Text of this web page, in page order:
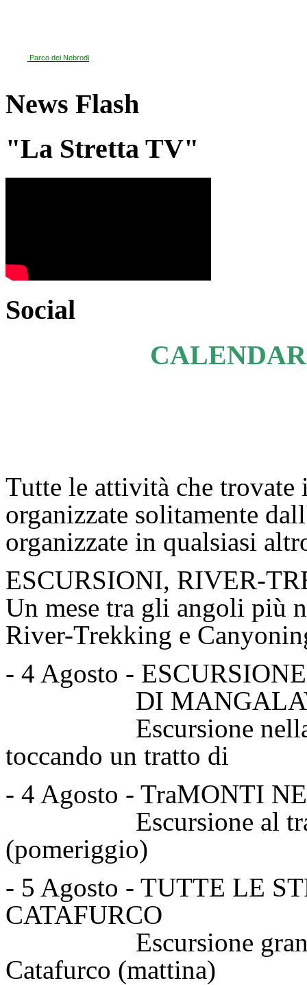
Parco dei Nebrodi
News Flash
"La Stretta TV"
Social
Tutte le attività che trovate
organizzate solitamente
organizzate in qualsiasi
ESCURSIONI, RIVER-
Un mese tra gli angoli più
River-Trekking e
- 4 Agosto -
DI
Escursione nella
toccando un
- 4 Agosto - TraMONTI
Escursione al
(pomeriggio)
- 5 Agosto - TUTTE LE
CATAFURCO
Escursione grande
Catafurco (mattina)